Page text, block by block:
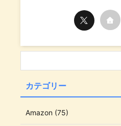
カテゴリー
Amazon (75)